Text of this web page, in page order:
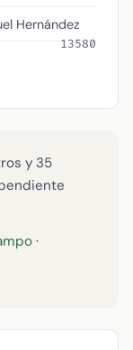
Hernández
13580
y 35
·